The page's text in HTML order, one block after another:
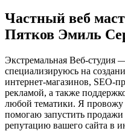
Частный веб
Пятков Эмиль
Экстремальная Веб-студия
специализируюсь на
интернет-магазинов, SEO-
рекламой, а также
любой тематики. Я провожу
помогаю запустить
репутацию вашего сайта в